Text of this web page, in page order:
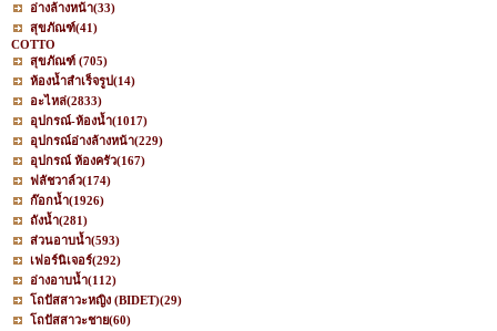
อ่างล้างหน้า(33)
สุขภัณฑ์(41)
COTTO
สุขภัณฑ์ (705)
ห้องน้ำสำเร็จรูป(14)
อะไหล่(2833)
อุปกรณ์-ห้องน้ำ(1017)
อุปกรณ์อ่างล้างหน้า(229)
อุปกรณ์ ห้องครัว(167)
ฟลัชวาล์ว(174)
ก๊อกน้ำ(1926)
ถังน้ำ(281)
ส่วนอาบน้ำ(593)
เฟอร์นิเจอร์(292)
อ่างอาบน้ำ(112)
โถปัสสาวะหญิง (BIDET)(29)
โถปัสสาวะชาย(60)